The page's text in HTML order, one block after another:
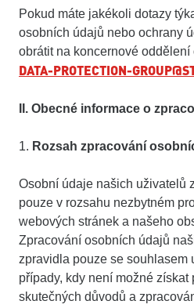
Pokud máte jakékoli dotazy
osobních údajů nebo ochrany
obrátit na koncernové
DATA-PROTECTION-
II. Obecné informace o
1. Rozsah zpracování
Osobní údaje našich uživatelů
pouze v rozsahu nezbytném
webových stránek a našeho
Zpracování osobních údajů
zpravidla pouze se souhlasem
případy, kdy není možné
skutečných důvodů a